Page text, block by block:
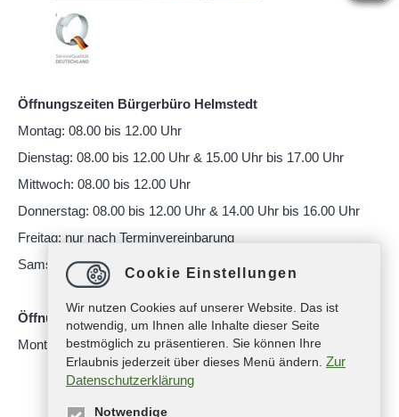
Öffnungszeiten Bürgerbüro Helmstedt
Montag: 08.00 bis 12.00 Uhr
Dienstag: 08.00 bis 12.00 Uhr & 15.00 Uhr bis 17.00 Uhr
Mittwoch: 08.00 bis 12.00 Uhr
Donnerstag: 08.00 bis 12.00 Uhr & 14.00 Uhr bis 16.00 Uhr
Freitag: nur nach Terminvereinbarung
Samstag: 10.00 bis 12.00 Uhr
Öffnungszeiten Bürgerbüro Büddenstedt
Montag: 14:00 bis 16:00 Uhr
Cookie Einstellungen
Wir nutzen Cookies auf unserer Website. Das ist
notwendig, um Ihnen alle Inhalte dieser Seite
bestmöglich zu präsentieren. Sie können Ihre
Erlaubnis jederzeit über dieses Menü ändern. Zur
Datenschutzerklärung
Notwendige